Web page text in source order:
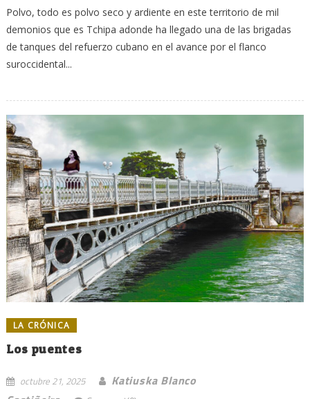
Polvo, todo es polvo seco y ardiente en este territorio de mil
demonios que es Tchipa adonde ha llegado una de las brigadas
de tanques del refuerzo cubano en el avance por el flanco
suroccidental...
LA CRÓNICA
Los puentes
octubre 21, 2025
Katiuska Blanco